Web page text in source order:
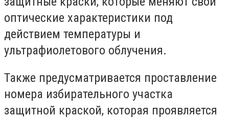
оптические характеристики под
действием температуры и
ультрафиолетового облучения.
Также предусматривается проставление
номера избирательного участка
защитной краской, которая проявляется